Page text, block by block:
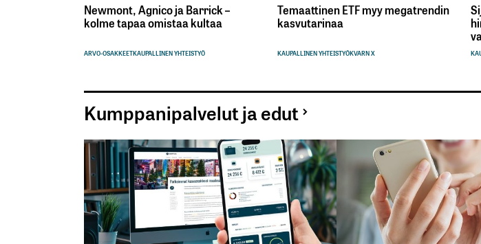
Newmont, Agnico ja Barrick –
kolme tapaa omistaa kultaa
ARVO-OSAKKEETKAUPALLINEN YHTEISTYÖ
Temaattinen ETF myy megatrendin
kasvutarinaa
KAUPALLINEN YHTEISTYÖKVARN X
Kumppanipalvelut ja edut